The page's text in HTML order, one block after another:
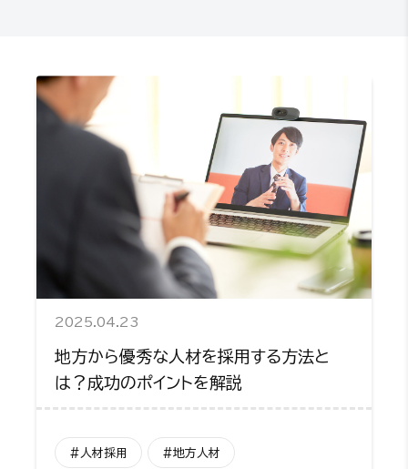
2025.04.23
地方から優秀な人材を採用する方法と
は？成功のポイントを解説
#人材採用 #地方人材